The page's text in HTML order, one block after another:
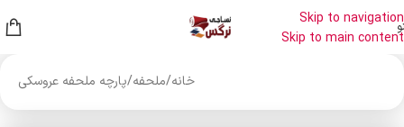
Skip to navigation
Skip to main content
خانه/ملحفه/پارچه ملحفه عروسکی